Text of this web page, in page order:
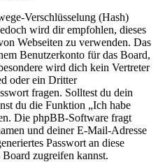
Verschlüsselung (Hash)
wird dir empfohlen, dieses
Webseiten zu verwenden. Das
Benutzerkonto für das Board,
wird dich kein Vertreter
oder ein Dritter
fragen. Solltest du dein
du die Funktion „Ich habe
Die phpBB-Software fragt
und deiner E-Mail-Adresse
Passwort an diese
zugreifen kannst.